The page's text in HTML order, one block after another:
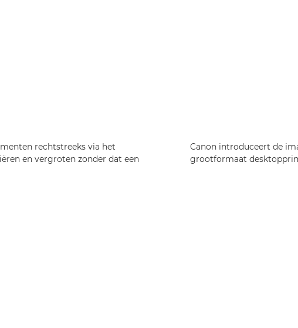
rechtstreeks via het
en vergroten zonder dat een
Canon introduceert de
grootformaat